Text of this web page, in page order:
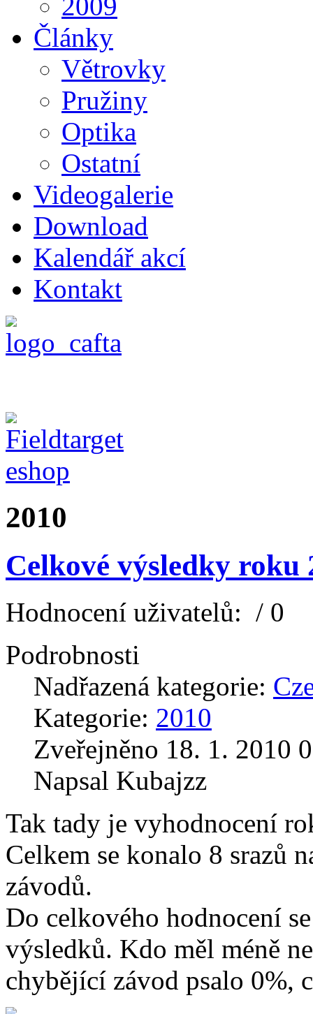
2009
Články
Větrovky
Pružiny
Optika
Ostatní
Videogalerie
Download
Kalendář akcí
Kontakt
2010
Celkové výsledky roku
Hodnocení uživatelů: / 0
Podrobnosti
Nadřazená kategorie:
Kategorie: 2010
Zveřejněno 18. 1. 2010
Napsal Kubajzz
Tak tady je vyhodnocení
Celkem se konalo 8 srazů
závodů.
Do celkového hodnocení
výsledků. Kdo měl méně
chybějící závod psalo 0%,